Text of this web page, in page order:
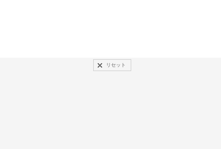
リセット